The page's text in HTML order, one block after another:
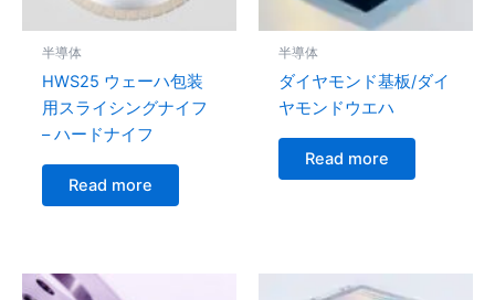
半導体
HWS25 ウェーハ包装
用スライシングナイフ
– ハードナイフ
Read more
半導体
ダイヤモンド基板/ダイ
ヤモンドウエハ
Read more